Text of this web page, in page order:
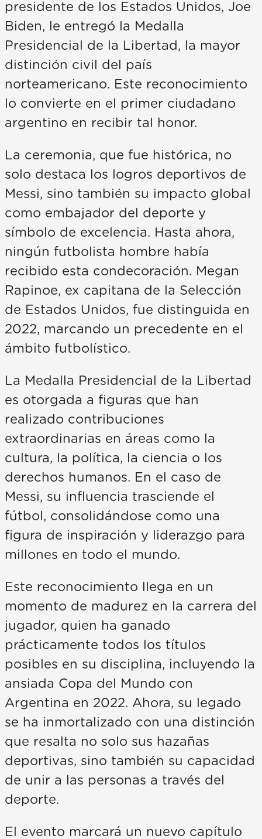
presidente de los Estados Unidos, Joe
Biden, le entregó la Medalla
Presidencial de la Libertad, la mayor
distinción civil del país
norteamericano. Este reconocimiento
lo convierte en el primer ciudadano
argentino en recibir tal honor.
La ceremonia, que fue histórica, no
solo destaca los logros deportivos de
Messi, sino también su impacto global
como embajador del deporte y
símbolo de excelencia. Hasta ahora,
ningún futbolista hombre había
recibido esta condecoración. Megan
Rapinoe, ex capitana de la Selección
de Estados Unidos, fue distinguida en
2022, marcando un precedente en el
ámbito futbolístico.
La Medalla Presidencial de la Libertad
es otorgada a figuras que han
realizado contribuciones
extraordinarias en áreas como la
cultura, la política, la ciencia o los
derechos humanos. En el caso de
Messi, su influencia trasciende el
fútbol, consolidándose como una
figura de inspiración y liderazgo para
millones en todo el mundo.
Este reconocimiento llega en un
momento de madurez en la carrera del
jugador, quien ha ganado
prácticamente todos los títulos
posibles en su disciplina, incluyendo la
ansiada Copa del Mundo con
Argentina en 2022. Ahora, su legado
se ha inmortalizado con una distinción
que resalta no solo sus hazañas
deportivas, sino también su capacidad
de unir a las personas a través del
deporte.
El evento marcará un nuevo capítulo